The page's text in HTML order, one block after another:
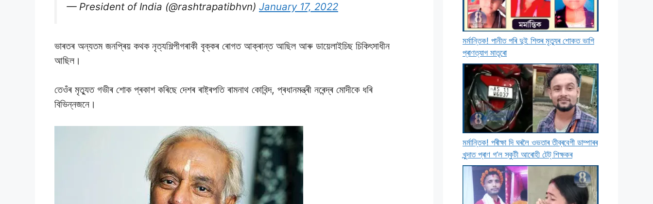
— President of India (@rashtrapatibhvn) January 17, 2022
ভাৰতৰ অন্যতম জনপ্ৰিয় কথক নৃত্যশিল্পীগৰাকী বৃক্কৰ ৰোগত আক্ৰান্ত আছিল আৰু ডায়েলাইচিছ চিকিৎসাধীন
আছিল।
তেওঁৰ মৃত্যুত গভীৰ শােক প্ৰকাশ কৰিছে দেশৰ ৰাষ্ট্ৰপতি ৰামনাথ কােবিন্দ, প্ৰধানমন্ত্ৰী নৰেন্দ্ৰ মােদীকে ধৰি
বিভিন্নজনে।
মৰ্মান্তিক! পানীত পৰি দুই শিশুৰ মৃত্যুৰ শােকত ভাগি
প্ৰাণত্যাগ মাতৃৰাে
মৰ্মান্তিক! পৰীক্ষা দি ঘৰলৈ ওভতাৰ তীব্ৰবেগী ডাম্পাৰৰ
খুন্দাত প্ৰাণ গ’ল স্কুটী আৰােহী টেট্ শিক্ষকৰ